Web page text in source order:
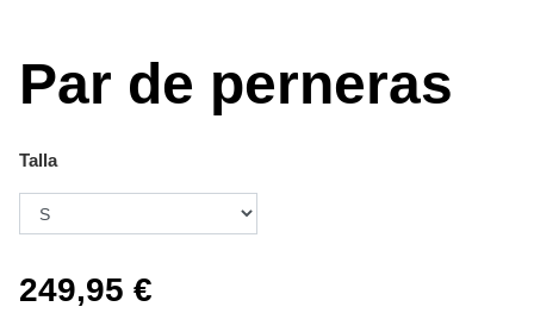
Par de perneras
Talla
249,95 €